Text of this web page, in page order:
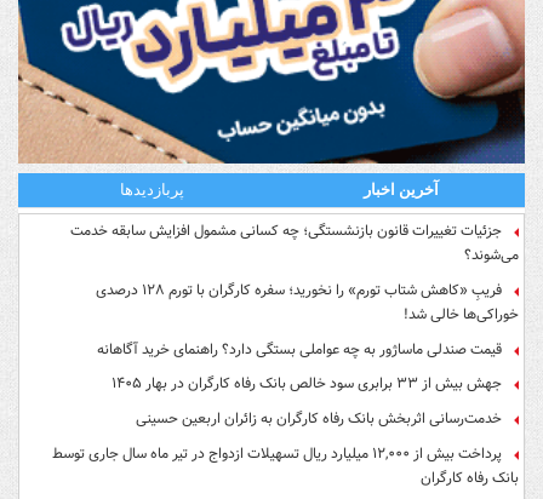
آخرین اخبار پربازدیدها
جزئیات تغییرات قانون بازنشستگی؛ چه کسانی مشمول افزایش سابقه خدمت
می‌شوند؟
فریبِ «کاهش شتاب تورم» را نخورید؛ سفره کارگران با تورم ۱۲۸ درصدی
خوراکی‌ها خالی شد!
قیمت صندلی ماساژور به چه عواملی بستگی دارد؟ راهنمای خرید آگاهانه
جهش بیش از ۳۳ برابری سود خالص بانک رفاه کارگران در بهار ۱۴۰۵
خدمت‌رسانی اثربخش بانک رفاه کارگران به زائران اربعین حسینی
پرداخت بیش از ۱۲,۰۰۰ میلیارد ریال تسهیلات ازدواج در تیر ماه سال جاری توسط
بانک رفاه کارگران